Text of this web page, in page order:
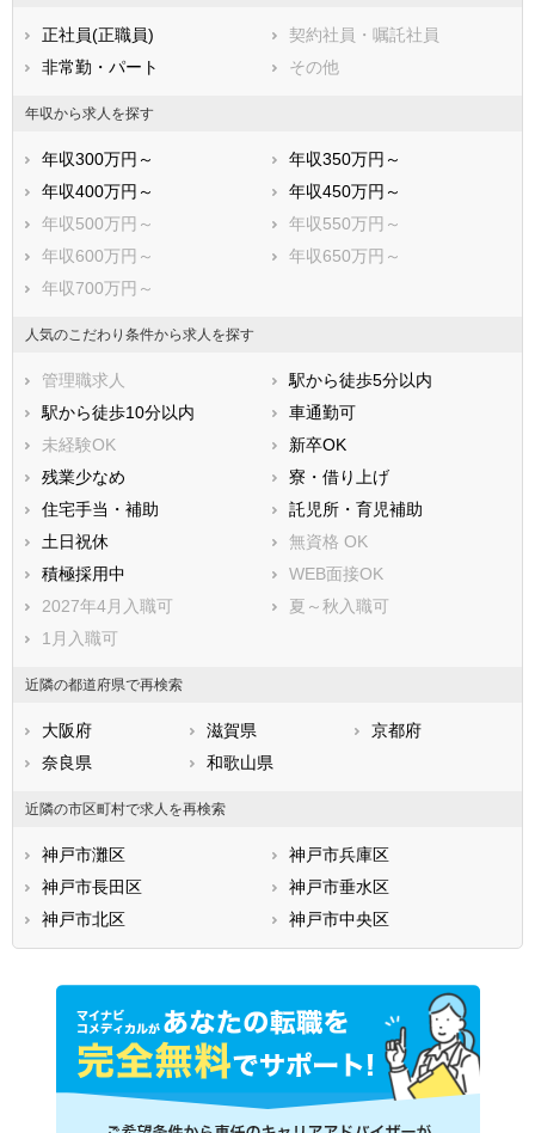
加東市
たつの市
川辺郡猪名川町
多可郡多可町
加古郡稲美町
神崎郡神河町
揖保郡太子町
赤穂郡上郡町
佐用郡佐用町
美方郡香美町
美方郡新温泉町
正社員(正職員)
契約社員・嘱託社員
非常勤・パート
その他
年収から求人を探す
年収300万円～
年収350万円～
年収400万円～
年収450万円～
年収500万円～
年収550万円～
年収600万円～
年収650万円～
年収700万円～
人気のこだわり条件から求人を探す
管理職求人
駅から徒歩5分以内
駅から徒歩10分以内
車通勤可
未経験OK
新卒OK
残業少なめ
寮・借り上げ
住宅手当・補助
託児所・育児補助
土日祝休
無資格 OK
積極採用中
WEB面接OK
2027年4月入職可
夏～秋入職可
1月入職可
近隣の都道府県で再検索
大阪府 滋賀県
京都府
奈良県
和歌山県
近隣の市区町村で求人を再検索
神戸市灘区
神戸市兵庫区
神戸市長田区
神戸市垂水区
神戸市北区
神戸市中央区